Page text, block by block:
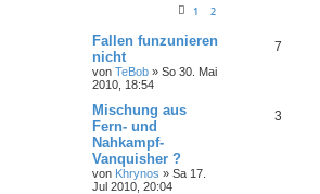
1 2
Fallen funzunieren
nicht
von TeBob » So 30. Mai
2010, 18:54
7
Mischung aus
Fern- und
Nahkampf-
Vanquisher ?
von Khrynos » Sa 17.
Jul 2010, 20:04
3